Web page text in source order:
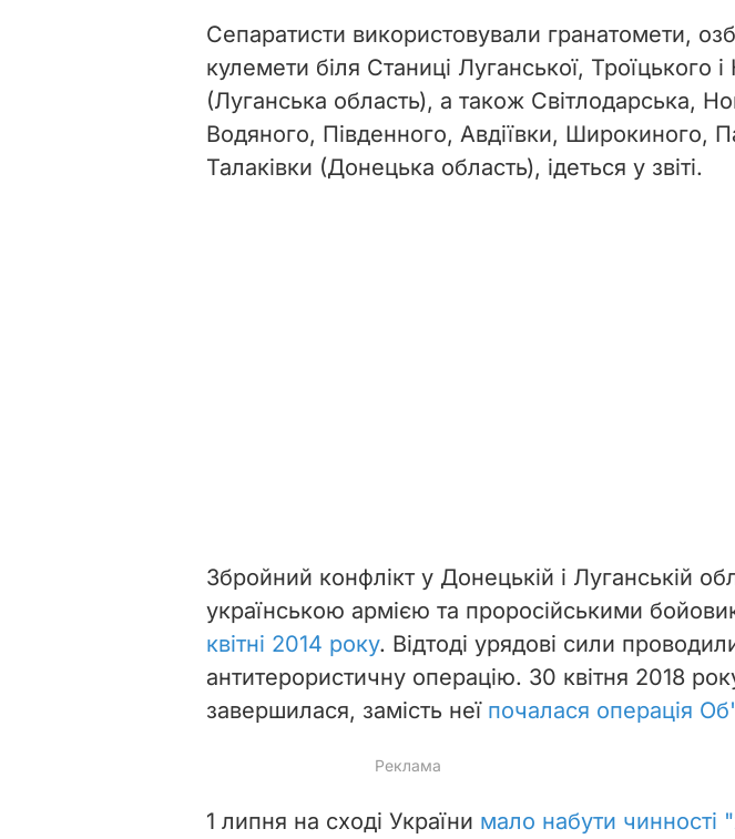
d
e
o
Сепаратисти використовували гранатомети,
кулемети біля Станиці Луганської, Троїцького
(Луганська область), а також Світлодарська,
Водяного, Південного, Авдіївки, Широкиного,
Талаківки (Донецька область), ідеться у звіті.
Збройний конфлікт у Донецькій і Луганській
українською армією та проросійськими
квітні 2014 року. Відтоді урядові сили
антитерористичну операцію. 30 квітня 2018
завершилася, замість неї почалася операція
1 липня на сході України мало набути чинності